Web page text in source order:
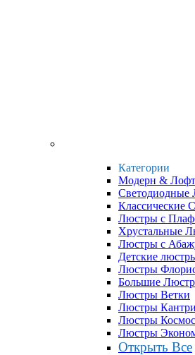
Категории
Модерн & Лофт
Светодиодные
Классические
Люстры с
Хрустальные
Люстры с
Детские
Люстры
Большие
Люстры Ветки
Люстры Кантри
Люстры Космос
Люстры
Открыть Все